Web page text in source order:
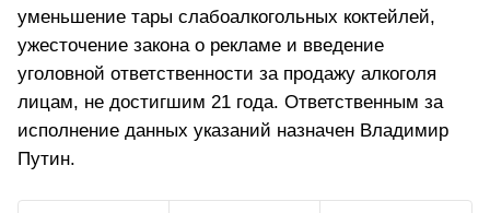
уменьшение тары слабоалкогольных коктейлей,
ужесточение закона о рекламе и введение
уголовной ответственности за продажу алкоголя
лицам, не достигшим 21 года. Ответственным за
исполнение данных указаний назначен Владимир
Путин.